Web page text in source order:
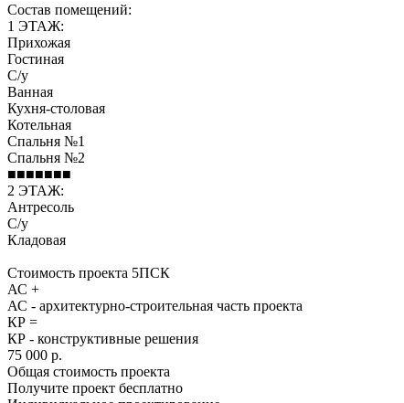
Состав помещений:
1 ЭТАЖ:
Прихожая
Гостиная
С/у
Ванная
Кухня-столовая
Котельная
Спальня №1
Спальня №2
■■■■■■■
2 ЭТАЖ:
Антресоль
С/у
Кладовая
Стоимость проекта 5ПСК
АС +
АС - архитектурно-строительная часть проекта
КР =
КР - конструктивные решения
75 000 р.
Общая стоимость проекта
Получите проект бесплатно